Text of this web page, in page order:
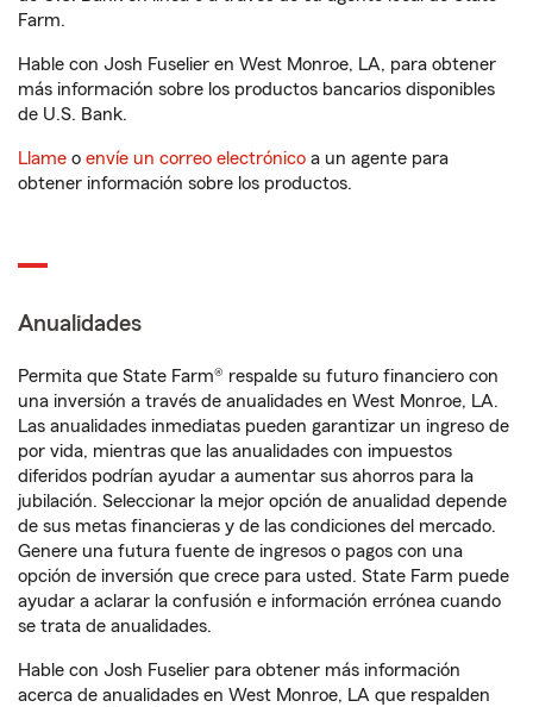
Farm.
Hable con Josh Fuselier en West Monroe, LA, para obtener
más información sobre los productos bancarios disponibles
de U.S. Bank.
Llame o envíe un correo electrónico a un agente para
obtener información sobre los productos.
Anualidades
Permita que State Farm® respalde su futuro financiero con
una inversión a través de anualidades en West Monroe, LA.
Las anualidades inmediatas pueden garantizar un ingreso de
por vida, mientras que las anualidades con impuestos
diferidos podrían ayudar a aumentar sus ahorros para la
jubilación. Seleccionar la mejor opción de anualidad depende
de sus metas financieras y de las condiciones del mercado.
Genere una futura fuente de ingresos o pagos con una
opción de inversión que crece para usted. State Farm puede
ayudar a aclarar la confusión e información errónea cuando
se trata de anualidades.
Hable con Josh Fuselier para obtener más información
acerca de anualidades en West Monroe, LA que respalden